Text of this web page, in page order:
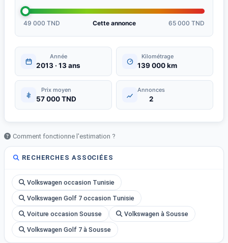
49 000 TND Cette annonce 65 000 TND
Année
2013 · 13 ans
Kilométrage
139 000 km
Prix moyen
57 000 TND
Annonces
2
Comment fonctionne l'estimation ?
RECHERCHES ASSOCIÉES
Volkswagen occasion Tunisie
Volkswagen Golf 7 occasion Tunisie
Voiture occasion Sousse Volkswagen à Sousse
Volkswagen Golf 7 à Sousse